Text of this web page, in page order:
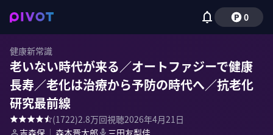
0
健康新常識
老いない時代が来る／オートファジーで健康
長寿／老化は治療から予防の時代へ／抗老化
研究最前線
(1722)2.8万回視聴2026年4月21日
吉森保 ｜ 森本晋太郎 三田友梨佳